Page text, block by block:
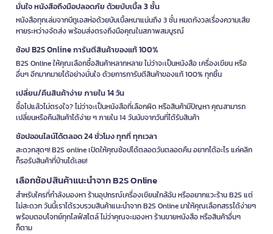
มั่นใจ หนังสือถึงมือปลอดภัย ด้วยบับเบิ้ล 3 ชั้น
หนังสือทุกเล่มจากบีทูเอสห่อด้วยบับเบิ้ลหนาแน่นถึง 3 ชั้น หมดกังวลเรื่องความเสีย
หายระหว่างจัดส่ง พร้อมส่งตรงถึงมือคุณในสภาพสมบูรณ์
ช้อป B2S Online การันตีสินค้าของแท้ 100%
B2S Online ให้คุณเลือกซื้อสินค้าหลากหลาย ไม่ว่าจะเป็นหนังสือ เครื่องเขียน หรือ
อื่นๆ อีกมากมายได้อย่างมั่นใจ ด้วยการการันตีสินค้าของแท้ 100% ทุกชิ้น
เปลี่ยน/คืนสินค้าง่าย ภายใน 14 วัน
ซื้อไปแล้วไม่ตรงใจ? ไม่ว่าจะเป็นหนังสือที่เลือกผิด หรือสินค้ามีปัญหา คุณสามารถ
เปลี่ยนหรือคืนสินค้าได้ง่าย ๆ ภายใน 14 วันนับจากวันที่ได้รับสินค้า
ช้อปออนไลน์ได้ตลอด 24 ชั่วโมง ทุกที่ ทุกเวลา
สะดวกสุดๆ! B2S online เปิดให้คุณช้อปได้ตลอดวันตลอดคืน อยากได้อะไร แค่คลิก
ก็รอรับสินค้าที่บ้านได้เลย!
เลือกช้อปสินค้าแนะนำจาก B2S Online
สำหรับใครที่กำลังมองหา ร้านอุปกรณ์เครื่องเขียนใกล้ฉัน หรืออยากแวะร้าน B2S แต่
ไม่สะดวก วันนี้เราได้รวบรวมสินค้าแนะนำจาก B2S Online มาให้คุณเลือกสรรได้ง่ายๆ
พร้อมตอบโจทย์ทุกไลฟ์สไตล์ ไม่ว่าคุณจะมองหา ร้านขายหนังสือ หรือสินค้าอื่นๆ
ก็ตาม